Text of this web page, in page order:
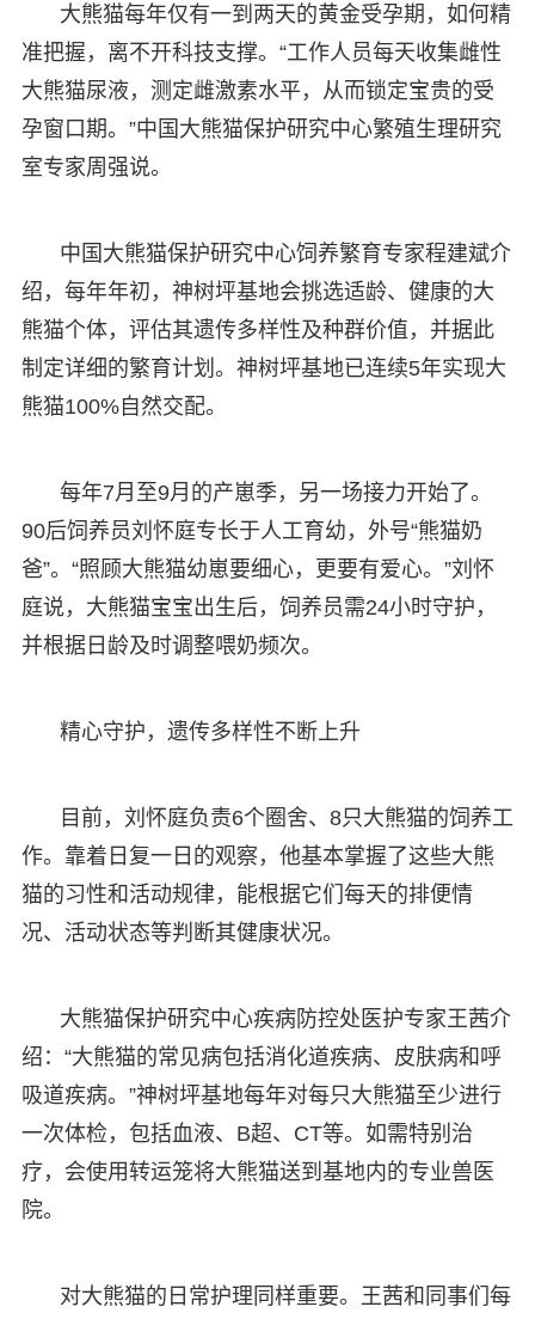
大熊猫每年仅有一到两天的黄金受孕期，如何精
准把握，离不开科技支撑。“工作人员每天收集雌性
大熊猫尿液，测定雌激素水平，从而锁定宝贵的受
孕窗口期。”中国大熊猫保护研究中心繁殖生理研究
室专家周强说。
中国大熊猫保护研究中心饲养繁育专家程建斌介
绍，每年年初，神树坪基地会挑选适龄、健康的大
熊猫个体，评估其遗传多样性及种群价值，并据此
制定详细的繁育计划。神树坪基地已连续5年实现大
熊猫100%自然交配。
每年7月至9月的产崽季，另一场接力开始了。
90后饲养员刘怀庭专长于人工育幼，外号“熊猫奶
爸”。“照顾大熊猫幼崽要细心，更要有爱心。”刘怀
庭说，大熊猫宝宝出生后，饲养员需24小时守护，
并根据日龄及时调整喂奶频次。
精心守护，遗传多样性不断上升
目前，刘怀庭负责6个圈舍、8只大熊猫的饲养工
作。靠着日复一日的观察，他基本掌握了这些大熊
猫的习性和活动规律，能根据它们每天的排便情
况、活动状态等判断其健康状况。
大熊猫保护研究中心疾病防控处医护专家王茜介
绍：“大熊猫的常见病包括消化道疾病、皮肤病和呼
吸道疾病。”神树坪基地每年对每只大熊猫至少进行
一次体检，包括血液、B超、CT等。如需特别治
疗，会使用转运笼将大熊猫送到基地内的专业兽医
院。
对大熊猫的日常护理同样重要。王茜和同事们每